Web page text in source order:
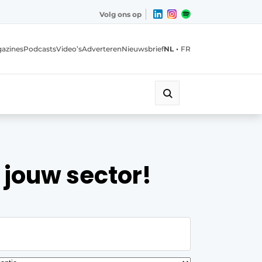
Volg ons op
PodcastsVideo’sAdverterenNieuwsbriefNL • FR
sector!